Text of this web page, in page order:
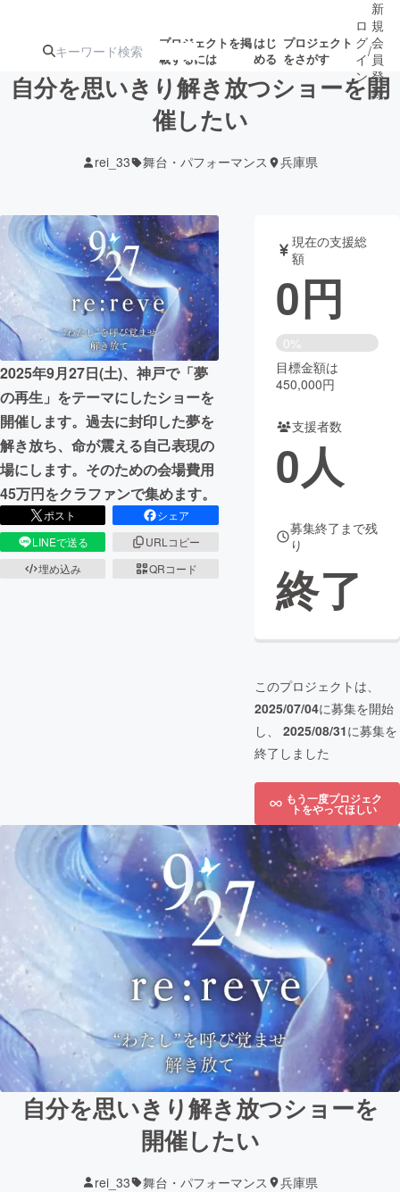
プロジェクトを掲
載するには
はじ
める
プロジェクト
をさがす
ターン
注目の新着プロ
ジェクト
募集終了が近いプ
ロジェクト
アート・写真 音楽
テクノロジー・ガジェット ゲーム・サ
映像・映画 書籍・雑誌
ビジネス・起業 チャレンジ
まちづくり・地域活性化
CAMPFIRE for Social Good
CAMPFIRE Creation
CAMPFIREふるさと納税
ロ
グ
イ
ン
/
新
規
会
員
登
録
自分を思いきり解き放つショーを開
催したい
rei_33 舞台・パフォーマンス 兵庫県
2025年9月27日(土)、神戸で「夢
の再生」をテーマにしたショーを
開催します。過去に封印した夢を
解き放ち、命が震える自己表現の
場にします。そのための会場費用
45万円をクラファンで集めます。
ポスト
シェア
LINEで送る
URLコピー
埋め込み
QRコード
現在の支援総
額
0円
0%
目標金額は
450,000円
支援者数
0人
募集終了まで残
り
終了
このプロジェクトは、
2025/07/04に募集を開始
し、 2025/08/31に募集を
終了しました
もう一度プロジェク
トをやってほしい
自分を思いきり解き放つショーを
開催したい
rei_33 舞台・パフォーマンス 兵庫県